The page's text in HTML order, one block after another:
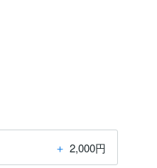
＋ 2,000円